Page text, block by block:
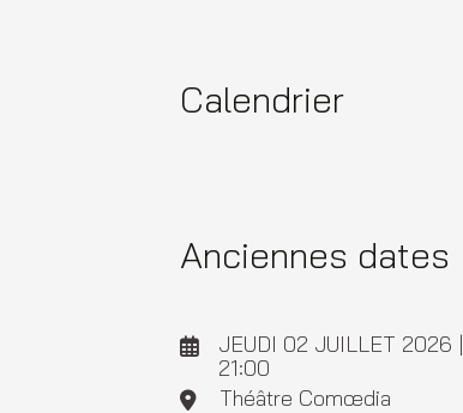
Calendrier
Anciennes dates
JEUDI 02 JUILLET 2026 |
21:00
Théâtre Comœdia